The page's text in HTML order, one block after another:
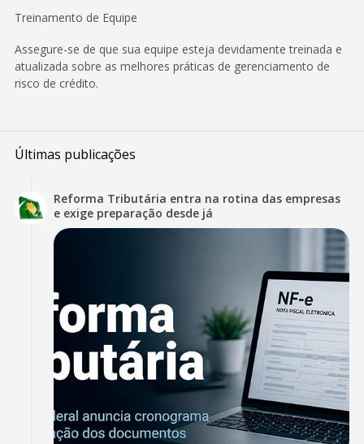
Treinamento de Equipe
Assegure-se de que sua equipe esteja devidamente treinada e
atualizada sobre as melhores práticas de gerenciamento de
risco de crédito.
Últimas publicações
Reforma Tributária entra na rotina das empresas
e exige preparação desde já